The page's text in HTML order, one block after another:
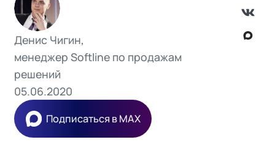
Денис Чигин,
менеджер Softline по продажам
решений
05.06.2020
Подписаться в MAX